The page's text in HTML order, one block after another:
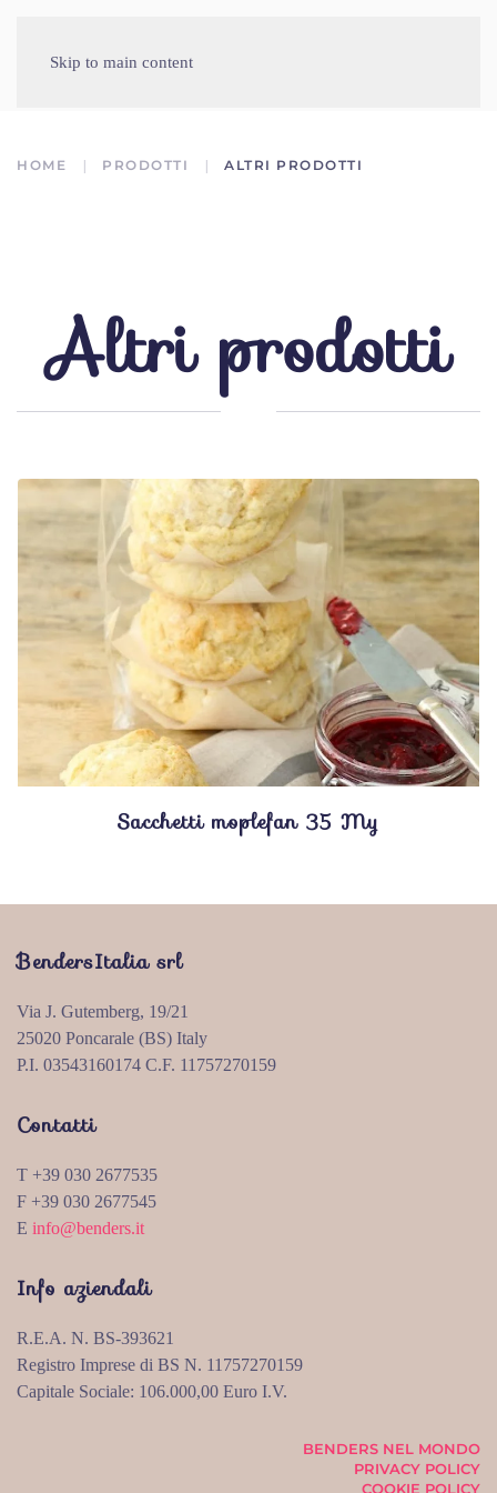
Skip to main content
HOME PRODOTTI ALTRI PRODOTTI
Altri prodotti
Sacchetti moplefan 35 My
BendersItalia srl
Via J. Gutemberg, 19/21
25020 Poncarale (BS) Italy
P.I. 03543160174 C.F. 11757270159
Contatti
T +39 030 2677535
F +39 030 2677545
E info@benders.it
Info aziendali
R.E.A. N. BS-393621
Registro Imprese di BS N. 11757270159
Capitale Sociale: 106.000,00 Euro I.V.
BENDERS NEL MONDO
PRIVACY POLICY
COOKIE POLICY